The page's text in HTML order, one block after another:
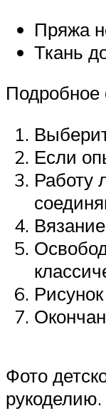
Пряжа
Ткань
Подробное
Если
Работу
Фото
рукоделию.